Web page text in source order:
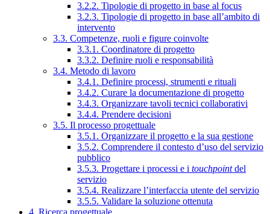
3.2.2. Tipologie di progetto in base al focus
3.2.3. Tipologie di progetto in base all’ambito di
intervento
3.3. Competenze, ruoli e figure coinvolte
3.3.1. Coordinatore di progetto
3.3.2. Definire ruoli e responsabilità
3.4. Metodo di lavoro
3.4.1. Definire processi, strumenti e rituali
3.4.2. Curare la documentazione di progetto
3.4.3. Organizzare tavoli tecnici collaborativi
3.4.4. Prendere decisioni
3.5. Il processo progettuale
3.5.1. Organizzare il progetto e la sua gestione
3.5.2. Comprendere il contesto d’uso del servizio
pubblico
3.5.3. Progettare i processi e i touchpointdel
servizio
3.5.4. Realizzare l’interfaccia utente del servizio
3.5.5. Validare la soluzione ottenuta
4. Ricerca progettuale